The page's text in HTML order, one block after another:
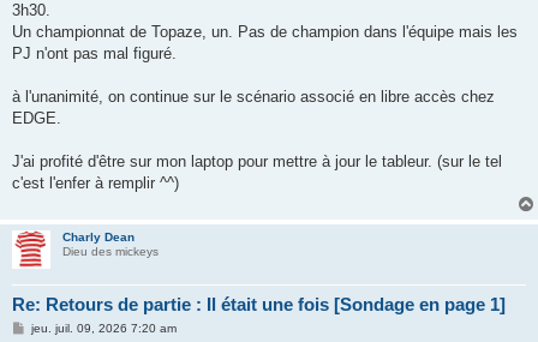
3h30.
Un championnat de Topaze, un. Pas de champion dans l'équipe mais les
PJ n'ont pas mal figuré.
à l'unanimité, on continue sur le scénario associé en libre accès chez
EDGE.
J'ai profité d'être sur mon laptop pour mettre à jour le tableur. (sur le tel
c'est l'enfer à remplir ^^)
Charly Dean
Dieu des mickeys
Re: Retours de partie : Il était une fois [Sondage en page 1]
Mjeu. juil. 09, 2026 7:20 am